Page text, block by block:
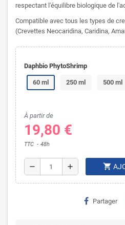
respectant l'équilibre biologique de
Compatible avec tous les types de
(Crevettes Neocaridina, Caridina,
Daphbio PhytoShrimp
60 ml 250 ml 500 ml
À partir de
19,80 €
TTC 48h
remove add shopping_cart
Partager